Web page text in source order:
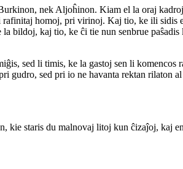
nek Aljoĥinon. Kiam el la oraj
homoj, pri virinoj. Kaj tio, ke ili
bildoj, kaj tio, ke ĉi tie nun senbrue
sed li timis, ke la gastoj sen li
gudro, sed pri io ne havanta rektan rilaton
kie staris du malnovaj litoj kun ĉizaĵoj, kaj